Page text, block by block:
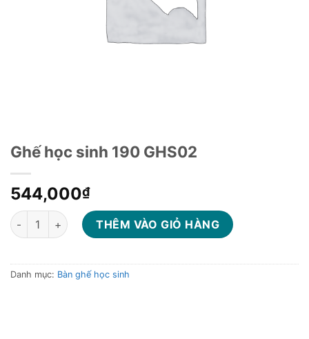
Ghế học sinh 190 GHS02
544,000₫
Ghế học sinh 190 GHS02 số lượng
THÊM VÀO GIỎ HÀNG
Danh mục: Bàn ghế học sinh